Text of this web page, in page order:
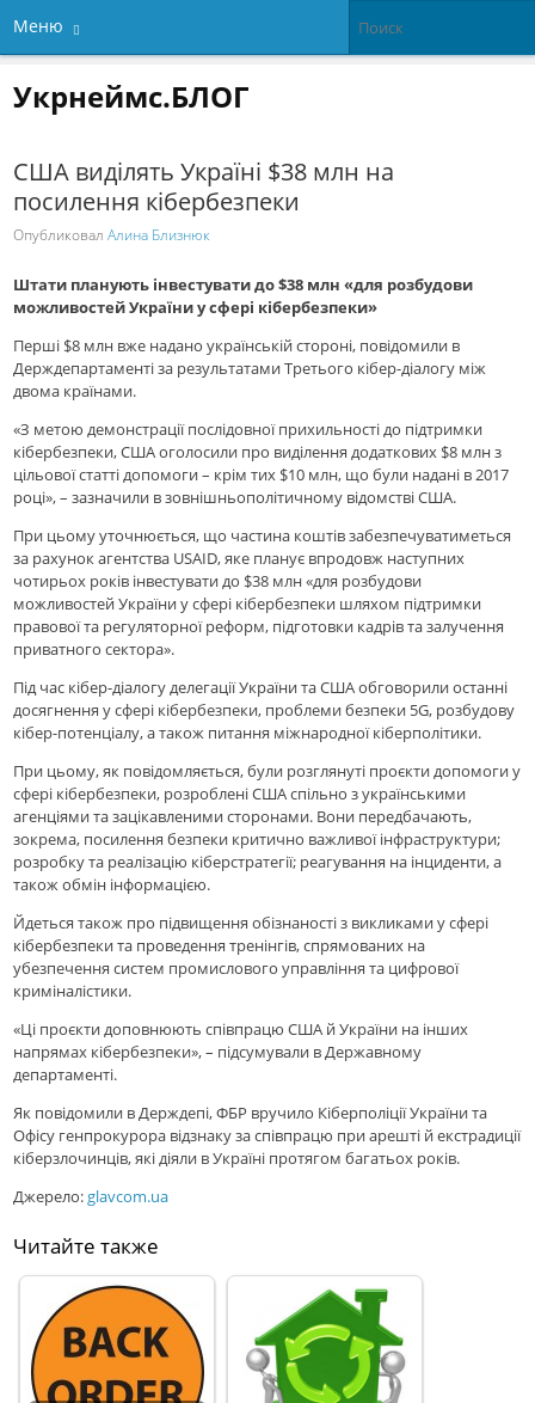
Меню
Укрнеймс.БЛОГ
США виділять Україні $38 млн на
посилення кібербезпеки
ОпубликовалАлина Близнюк
Штати планують інвестувати до $38 млн «для розбудови
можливостей України у сфері кібербезпеки»
Перші $8 млн вже надано українській стороні, повідомили в
Держдепартаменті за результатами Третього кібер-діалогу між
двома країнами.
«З метою демонстрації послідовної прихильності до підтримки
кібербезпеки, США оголосили про виділення додаткових $8 млн з
цільової статті допомоги – крім тих $10 млн, що були надані в 2017
році», – зазначили в зовнішньополітичному відомстві США.
При цьому уточнюється, що частина коштів забезпечуватиметься
за рахунок агентства USAID, яке планує впродовж наступних
чотирьох років інвестувати до $38 млн «для розбудови
можливостей України у сфері кібербезпеки шляхом підтримки
правової та регуляторної реформ, підготовки кадрів та залучення
приватного сектора».
Під час кібер-діалогу делегації України та США обговорили останні
досягнення у сфері кібербезпеки, проблеми безпеки 5G, розбудову
кібер-потенціалу, а також питання міжнародної кіберполітики.
При цьому, як повідомляється, були розглянуті проєкти допомоги у
сфері кібербезпеки, розроблені США спільно з українськими
агенціями та зацікавленими сторонами. Вони передбачають,
зокрема, посилення безпеки критично важливої інфраструктури;
розробку та реалізацію кіберстратегії; реагування на інциденти, а
також обмін інформацією.
Йдеться також про підвищення обізнаності з викликами у сфері
кібербезпеки та проведення тренінгів, спрямованих на
убезпечення систем промислового управління та цифрової
криміналістики.
«Ці проєкти доповнюють співпрацю США й України на інших
напрямах кібербезпеки», – підсумували в Державному
департаменті.
Як повідомили в Держдепі, ФБР вручило Кіберполіції України та
Офісу генпрокурора відзнаку за співпрацю при арешті й екстрадиції
кіберзлочинців, які діяли в Україні протягом багатьох років.
Джерело:glavcom.ua
Читайте также